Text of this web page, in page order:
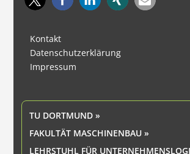
Kontakt
Datenschutzerklärung
Impressum
TU DORTMUND »
FAKULTÄT MASCHINENBAU »
LEHRSTUHL FÜR